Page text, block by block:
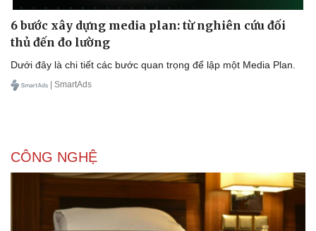
Doanh nhân
Vì cộng đồng
Chuyển đổi số
6 bước xây dựng media plan: từ nghiên cứu đối
thủ đến đo lường
Dưới đây là chi tiết các bước quan trọng để lập một Media Plan.
| SmartAds
CÔNG NGHỆ